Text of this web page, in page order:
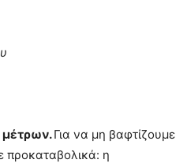
μέτρων.Για να μη βαφτίζουμε
προκαταβολικά: η